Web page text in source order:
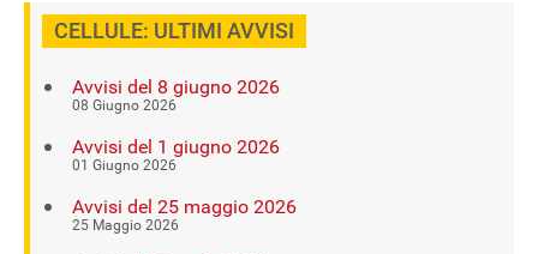
CELLULE: ULTIMI AVVISI
Avvisi del 8 giugno 2026
08 Giugno 2026
Avvisi del 1 giugno 2026
01 Giugno 2026
Avvisi del 25 maggio 2026
25 Maggio 2026